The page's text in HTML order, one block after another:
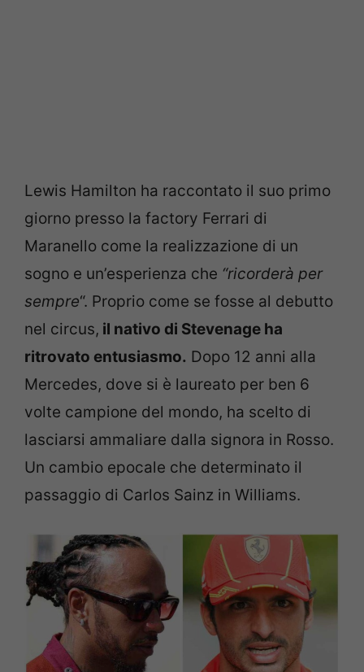
Lewis Hamilton ha raccontato il suo primo
giorno presso la factory Ferrari di
Maranello come la realizzazione di un
sogno e un’esperienza che “ricorderà per
sempre“. Proprio come se fosse al debutto
nel circus, il nativo di Stevenage ha
ritrovato entusiasmo. Dopo 12 anni alla
Mercedes, dove si è laureato per ben 6
volte campione del mondo, ha scelto di
lasciarsi ammaliare dalla signora in Rosso.
Un cambio epocale che determinato il
passaggio di Carlos Sainz in Williams.